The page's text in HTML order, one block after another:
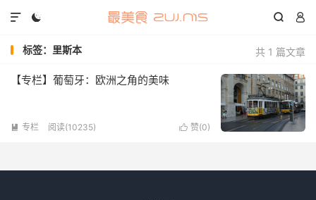
  

共 1 篇文章
标签：里斯本
【专栏】葡萄牙：欧洲之角的美味
 赞(0)
 专栏 阅读(10235)